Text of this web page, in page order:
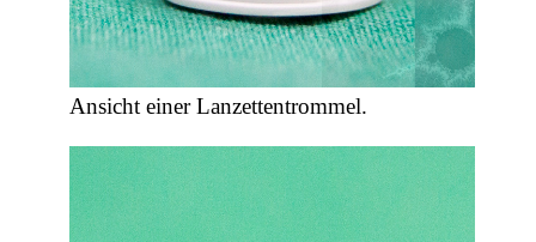
Ansicht einer Lanzettentrommel.